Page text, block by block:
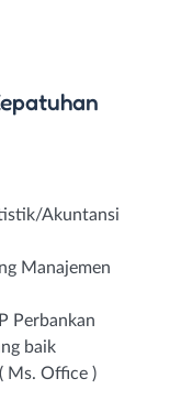
Akuntansi
Manajemen
Perbankan
baik
Ms. Office )